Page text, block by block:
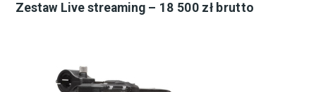
Zestaw Live streaming – 18 500 zł brutto